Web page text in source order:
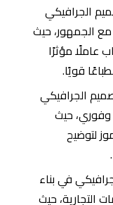
الجرافيكي
مع الجمهور، حيث
عاملًا مؤثرًا
قويًا.
الجرافيكي
وفوري، حيث
لتوضيح
في بناء
التجارية، حيث